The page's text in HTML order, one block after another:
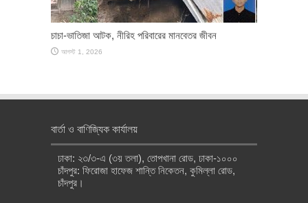
চাচা-ভাতিজা আটক, নীরিহ পরিবারের মানবেতর জীবন
আগস্ট 1, 2026
বার্তা ও বাণিজ্যিক কার্যালয়
ঢাকা: ২৩/৩-এ (৩য় তলা), তোপখানা রোড, ঢাকা-১০০০
চাঁদপুর: ফিরোজা হাফেজ শান্তি নিকেতন, কুমিল্লা রোড,
চাঁদপুর।